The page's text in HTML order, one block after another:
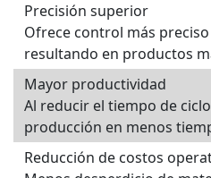
Precisión superior
Ofrece control más
resultando en productos
Mayor productividad
Al reducir el tiempo de
producción en menos
Reducción de costos